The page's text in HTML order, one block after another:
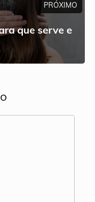
PRÓXIMO
que serve e